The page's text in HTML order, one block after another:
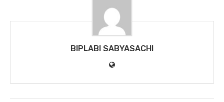
BIPLABI SABYASACHI